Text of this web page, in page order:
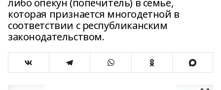
либо опекун (попечитель) в семье,
которая признается многодетной в
соответствии с республиканским
законодательством.